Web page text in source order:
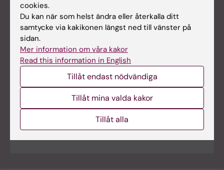
Tidslinjen: Preventivmedel
Vikten av att kunna välja.I tusentals år har
människan försökt att separera sexualitet och
reproduktion, länge utan att veta hur ett barn blir
till. Såväl silkesmaskar och fårtarmar har hjälpt till
att forma dagens moderna preventivmetoder.
cookies.
Du kan när som helst ändra eller återkalla ditt
samtycke via kakikonen längst ned till vänster på
sidan.
Mer information om våra kakor
Read this information in English
Tillåt endast nödvändiga
Tillåt mina valda kakor
Tillåt alla